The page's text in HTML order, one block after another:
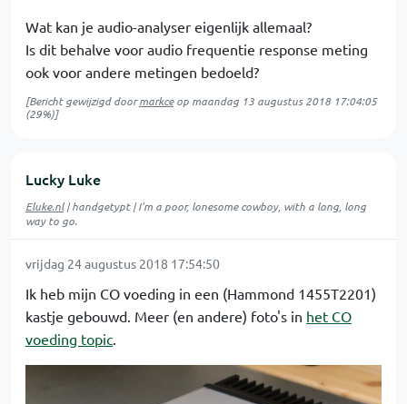
Wat kan je audio-analyser eigenlijk allemaal?
Is dit behalve voor audio frequentie response meting
ook voor andere metingen bedoeld?
[Bericht gewijzigd doormarkceop maandag 13 augustus 2018 17:04:05
(29%)]
Lucky Luke
Eluke.nl| handgetypt | I'm a poor, lonesome cowboy, with a long, long
way to go.
vrijdag 24 augustus 2018 17:54:50
Ik heb mijn CO voeding in een (Hammond 1455T2201)
kastje gebouwd. Meer (en andere) foto's in het CO
voeding topic.